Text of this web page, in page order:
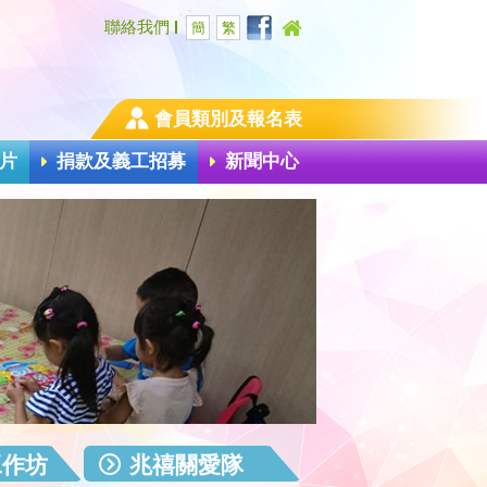
聯絡我們 簡 繁
會員類別及報名表
捐款及義工招募 新聞中心
坊 兆禧關愛隊